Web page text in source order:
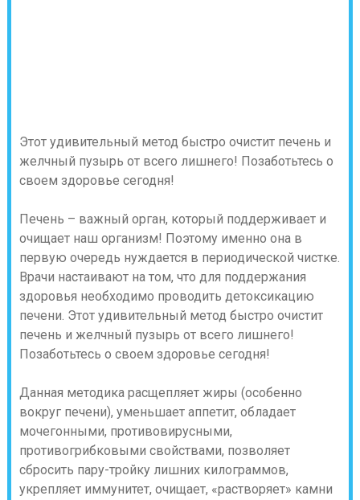
Этот удивительный метод быстро очистит печень и
желчный пузырь от всего лишнего! Позаботьтесь о
своем здоровье сегодня!
Печень – важный орган, который поддерживает и
очищает наш организм! Поэтому именно она в
первую очередь нуждается в периодической чистке.
Врачи настаивают на том, что для поддержания
здоровья необходимо проводить детоксикацию
печени. Этот удивительный метод быстро очистит
печень и желчный пузырь от всего лишнего!
Позаботьтесь о своем здоровье сегодня!
Данная методика расщепляет жиры (особенно
вокруг печени), уменьшает аппетит, обладает
мочегонными, противовирусными,
противогрибковыми свойствами, позволяет
сбросить пару-тройку лишних килограммов,
укрепляет иммунитет, очищает, «растворяет» камни